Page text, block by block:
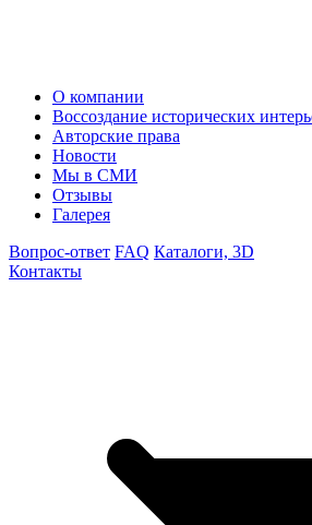
О компании
Воссоздание исторических
Авторские права
Новости
Мы в СМИ
Отзывы
Галерея
Вопрос-ответ FAQ Каталоги, 3D
Контакты